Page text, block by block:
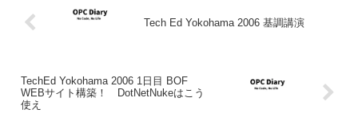
Tech Ed Yokohama 2006 基調講演
TechEd Yokohama 2006 1日目 BOF
WEBサイト構築！ DotNetNukeはこう
使え